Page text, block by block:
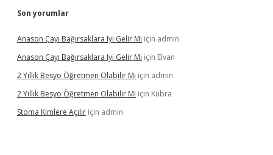
Son yorumlar
Anason Çayı Bağırsaklara Iyi Gelir Mi için admin
Anason Çayı Bağırsaklara Iyi Gelir Mi için Elvan
2 Yıllık Besyo Öğretmen Olabilir Mi için admin
2 Yıllık Besyo Öğretmen Olabilir Mi için Kübra
Stoma Kimlere Açılır için admin